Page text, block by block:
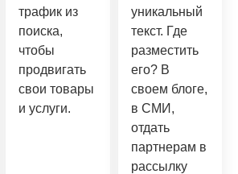
трафик из
поиска,
чтобы
продвигать
свои товары
и услуги.
уникальный
текст. Где
разместить
его? В
своем блоге,
в СМИ,
отдать
партнерам в
рассылку